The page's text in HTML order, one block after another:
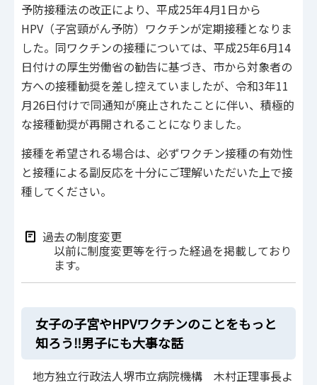
予防接種法の改正により、平成25年4月1日から
HPV（子宮頸がん予防）ワクチンが定期接種となりま
した。同ワクチンの接種については、平成25年6月14
日付けの厚生労働省の勧告に基づき、市から対象者の
方への接種勧奨を差し控えていましたが、令和3年11
月26日付けで同通知が廃止されたことに伴い、積極的
な接種勧奨が再開されることになりました。
接種を希望される場合は、必ずワクチン接種の有効性
と接種による副反応を十分にご理解いただいた上で接
種してください。
過去の制度変更
以前に制度変更等を行った経過を掲載しており
ます。
女子の子宮やHPVワクチンのことをもっと
知ろう‼男子にも大事な話
地方独立行政法人堺市立病院機構 木村正理事長よ